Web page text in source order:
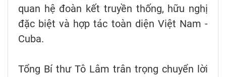
quan hệ đoàn kết truyền thống, hữu nghị
đặc biệt và hợp tác toàn diện Việt Nam -
Cuba.
Tổng Bí thư Tô Lâm trân trọng chuyển lời